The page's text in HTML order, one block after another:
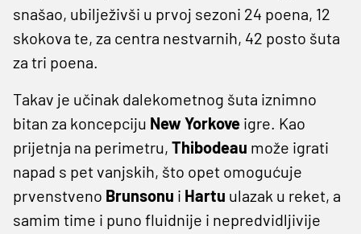
snašao, ubilježivši u prvoj sezoni 24 poena, 12
skokova te, za centra nestvarnih, 42 posto šuta
za tri poena.
Takav je učinak dalekometnog šuta iznimno
bitan za koncepciju New Yorkove igre. Kao
prijetnja na perimetru, Thibodeau može igrati
napad s pet vanjskih, što opet omogućuje
prvenstveno Brunsonu i Hartu ulazak u reket, a
samim time i puno fluidnije i nepredvidljivije